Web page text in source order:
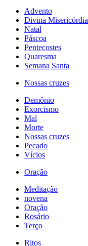
Advento
Divina Misericórdia
Natal
Páscoa
Pentecostes
Quaresma
Semana Santa
Nossas cruzes
Demônio
Exorcismo
Mal
Morte
Nossas cruzes
Pecado
Vícios
Oração
Meditação
novena
Oração
Rosário
Terço
Ritos